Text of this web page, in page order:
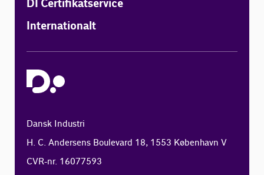
DI Certifikatservice
Internationalt
Dansk Industri
H. C. Andersens Boulevard 18, 1553 København V
CVR-nr. 16077593